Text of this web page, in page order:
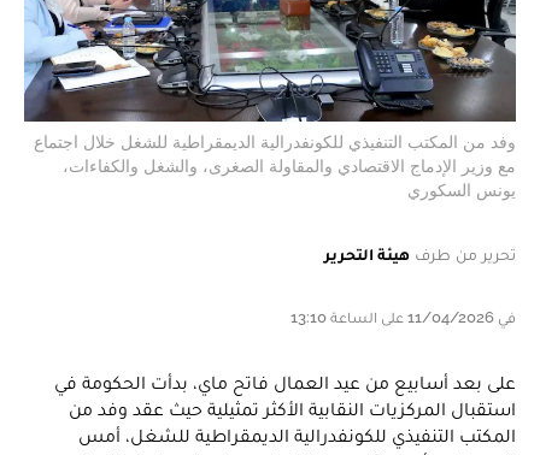
وفد من المكتب التنفيذي للكونفدرالية الديمقراطية للشغل خلال اجتماع
مع وزير الإدماج الاقتصادي والمقاولة الصغرى، والشغل والكفاءات،
يونس السكوري
تحرير من طرف هيئة التحرير
في 11/04/2026 على الساعة 13:10
على بعد أسابيع من عيد العمال فاتح ماي، بدأت الحكومة في
استقبال المركزيات النقابية الأكثر تمثيلية حيث عقد وفد من
المكتب التنفيذي للكونفدرالية الديمقراطية للشغل، أمس